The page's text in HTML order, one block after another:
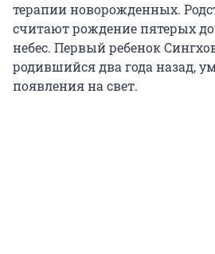
терапии новорожденных.
считают рождение пятерых
небес. Первый ребенок
родившийся два года назад,
появления на свет.